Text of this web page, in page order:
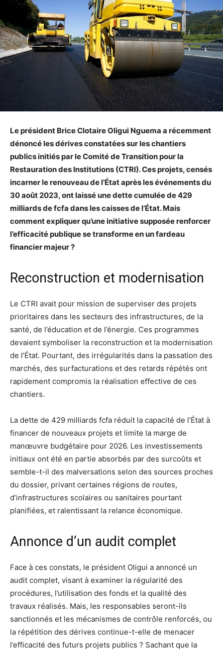
Le président Brice Clotaire Oligui Nguema a récemment
dénoncé les dérives constatées sur les chantiers
publics initiés par le Comité de Transition pour la
Restauration des Institutions (CTRI). Ces projets, censés
incarner le renouveau de l’État après les événements du
30 août 2023, ont laissé une dette cumulée de 429
milliards de fcfa dans les caisses de l’État. Mais
comment expliquer qu’une initiative supposée renforcer
l’efficacité publique se transforme en un fardeau
financier majeur ?
Reconstruction et modernisation
Le CTRI avait pour mission de superviser des projets
prioritaires dans les secteurs des infrastructures, de la
santé, de l’éducation et de l’énergie. Ces programmes
devaient symboliser la reconstruction et la modernisation
de l’État. Pourtant, des irrégularités dans la passation des
marchés, des surfacturations et des retards répétés ont
rapidement compromis la réalisation effective de ces
chantiers.
La dette de 429 milliards fcfa réduit la capacité de l’État à
financer de nouveaux projets et limite la marge de
manœuvre budgétaire pour 2026. Les investissements
initiaux ont été en partie absorbés par des surcoûts et
semble-t-il des malversations selon des sources proches
du dossier, privant certaines régions de routes,
d’infrastructures scolaires ou sanitaires pourtant
planifiées, et ralentissant la relance économique.
Annonce d’un audit complet
Face à ces constats, le président Oligui a annoncé un
audit complet, visant à examiner la régularité des
procédures, l’utilisation des fonds et la qualité des
travaux réalisés. Mais, les responsables seront-ils
sanctionnés et les mécanismes de contrôle renforcés, ou
la répétition des dérives continue-t-elle de menacer
l’efficacité des futurs projets publics ? Sachant que la